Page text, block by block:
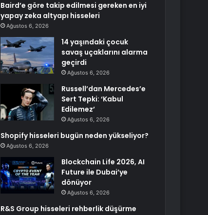
Baird’e göre takip edilmesi gereken en iyi
yapay zeka altyapı hisseleri
Ağustos 6, 2026
14 yaşındaki çocuk
savaş uçaklarını alarma
geçirdi
Ağustos 6, 2026
Russell’dan Mercedes’e
Sert Tepki: ‘Kabul
Edilemez’
Ağustos 6, 2026
Shopify hisseleri bugün neden yükseliyor?
Ağustos 6, 2026
Blockchain Life 2026, AI
Future ile Dubai’ye
dönüyor
Ağustos 6, 2026
R&S Group hisseleri rehberlik düşürme